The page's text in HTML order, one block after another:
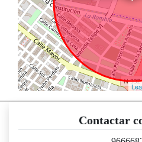
Contactar